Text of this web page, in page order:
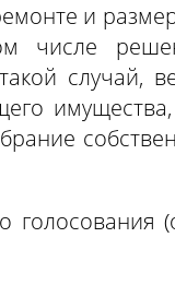
и
числе
случай,
имущества,
голосования